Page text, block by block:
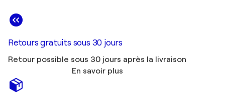
Retours gratuits sous 30 jours
Retour possible sous 30 jours après la livraison
En savoir plus